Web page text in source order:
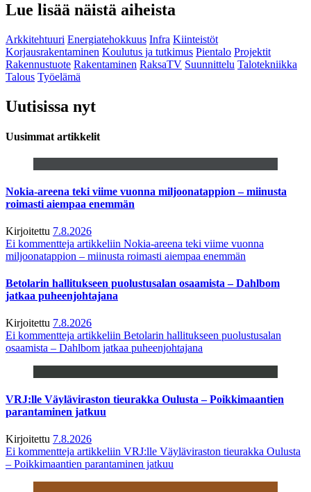
Lue lisää näistä aiheista
Arkkitehtuuri Energiatehokkuus Infra Kiinteistöt
Korjausrakentaminen Koulutus ja tutkimus Pientalo Projektit
Rakennustuote Rakentaminen RaksaTV Suunnittelu Talotekniikka
Talous Työelämä
Uutisissa nyt
Uusimmat artikkelit
Nokia-areena teki viime vuonna miljoonatappion – miinusta
roimasti aiempaa enemmän
Kirjoitettu 7.8.2026
Ei kommentteja artikkeliin Nokia-areena teki viime vuonna
miljoonatappion – miinusta roimasti aiempaa enemmän
Betolarin hallitukseen puolustusalan osaamista – Dahlbom
jatkaa puheenjohtajana
Kirjoitettu 7.8.2026
Ei kommentteja artikkeliin Betolarin hallitukseen puolustusalan
osaamista – Dahlbom jatkaa puheenjohtajana
VRJ:lle Väyläviraston tieurakka Oulusta – Poikkimaantien
parantaminen jatkuu
Kirjoitettu 7.8.2026
Ei kommentteja artikkeliin VRJ:lle Väyläviraston tieurakka Oulusta
– Poikkimaantien parantaminen jatkuu